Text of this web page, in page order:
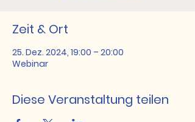
Zeit & Ort
25. Dez. 2024, 19:00 – 20:00
Webinar
Diese Veranstaltung teilen